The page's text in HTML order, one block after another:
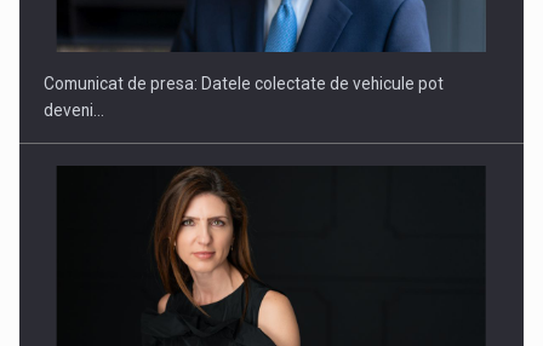
PUTTING ROMANIAN CORPORATE COMPANIES ON THE
Comunicat de presa: Datele colectate de vehicule pot
deveni…